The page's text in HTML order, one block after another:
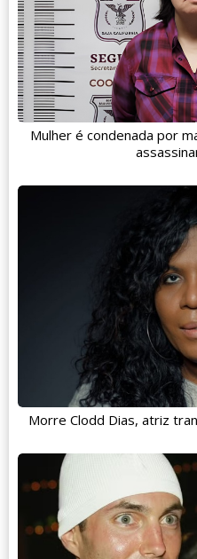
Mulher é condenada por
Morre Clodd Dias, atriz